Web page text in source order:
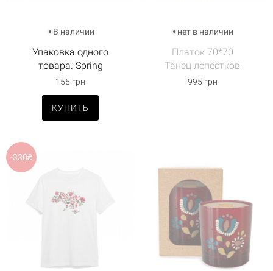
В наличии
Упаковка одного
товара. Spring
155 грн
КУПИТЬ
нет в наличии
Платок 70*70
Танец лепестков
995 грн
-330₴